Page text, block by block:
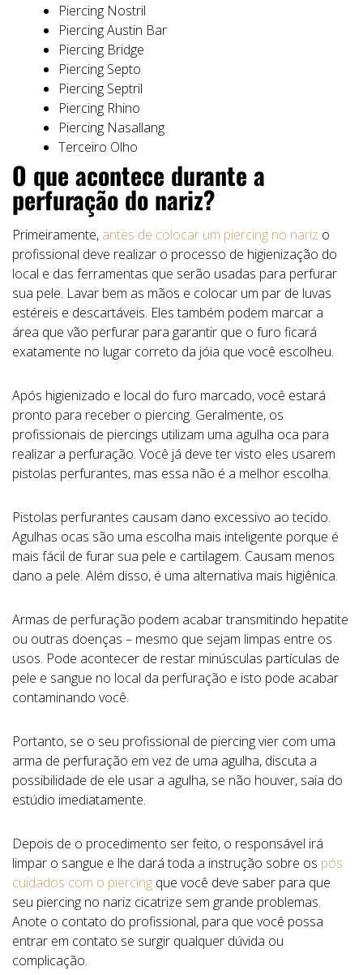
Piercing Nostril
Piercing Austin Bar
Piercing Bridge
Piercing Septo
Piercing Septril
Piercing Rhino
Piercing Nasallang
Terceiro Olho
O que acontece durante a
perfuração do nariz?
Primeiramente, antes de colocar um piercing no nariz o
profissional deve realizar o processo de higienização do
local e das ferramentas que serão usadas para perfurar
sua pele. Lavar bem as mãos e colocar um par de luvas
estéreis e descartáveis. Eles também podem marcar a
área que vão perfurar para garantir que o furo ficará
exatamente no lugar correto da jóia que você escolheu.
Após higienizado e local do furo marcado, você estará
pronto para receber o piercing. Geralmente, os
profissionais de piercings utilizam uma agulha oca para
realizar a perfuração. Você já deve ter visto eles usarem
pistolas perfurantes, mas essa não é a melhor escolha.
Pistolas perfurantes causam dano excessivo ao tecido.
Agulhas ocas são uma escolha mais inteligente porque é
mais fácil de furar sua pele e cartilagem. Causam menos
dano a pele. Além disso, é uma alternativa mais higiênica.
Armas de perfuração podem acabar transmitindo hepatite
ou outras doenças – mesmo que sejam limpas entre os
usos. Pode acontecer de restar minúsculas partículas de
pele e sangue no local da perfuração e isto pode acabar
contaminando você.
Portanto, se o seu profissional de piercing vier com uma
arma de perfuração em vez de uma agulha, discuta a
possibilidade de ele usar a agulha, se não houver, saia do
estúdio imediatamente.
Depois de o procedimento ser feito, o responsável irá
limpar o sangue e lhe dará toda a instrução sobre os pós
cuidados com o piercing que você deve saber para que
seu piercing no nariz cicatrize sem grande problemas.
Anote o contato do profissional, para que você possa
entrar em contato se surgir qualquer dúvida ou
complicação.